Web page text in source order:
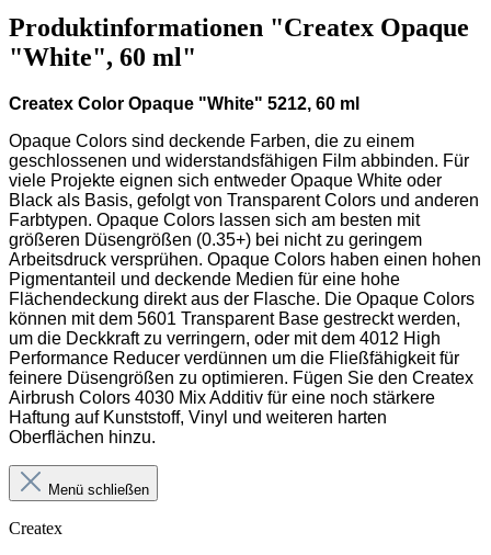
Produktinformationen "Createx Opaque
"White", 60 ml"
Createx Color Opaque "White" 5212, 60 ml
Opaque Colors sind deckende Farben, die zu einem
geschlossenen und widerstandsfähigen Film abbinden. Für
viele Projekte eignen sich entweder Opaque White oder
Black als Basis, gefolgt von Transparent Colors und anderen
Farbtypen. Opaque Colors lassen sich am besten mit
größeren Düsengrößen (0.35+) bei nicht zu geringem
Arbeitsdruck versprühen. Opaque Colors haben einen hohen
Pigmentanteil und deckende Medien für eine hohe
Flächendeckung direkt aus der Flasche. Die Opaque Colors
können mit dem 5601 Transparent Base gestreckt werden,
um die Deckkraft zu verringern, oder mit dem 4012 High
Performance Reducer verdünnen um die Fließfähigkeit für
feinere Düsengrößen zu optimieren. Fügen Sie den Createx
Airbrush Colors 4030 Mix Additiv für eine noch stärkere
Haftung auf Kunststoff, Vinyl und weiteren harten
Oberflächen hinzu.
Menü schließen
Createx